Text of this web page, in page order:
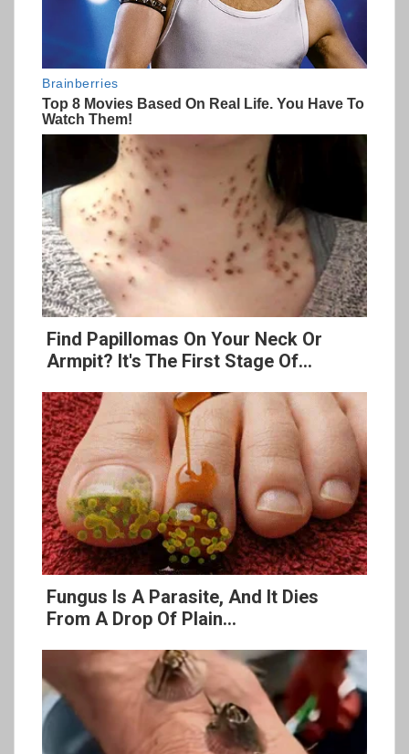
Find Papillomas On Your Neck Or
Armpit? It's The First Stage Of...
Fungus Is A Parasite, And It Dies
From A Drop Of Plain...